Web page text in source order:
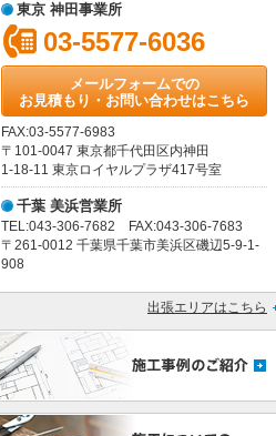
東京 神田事業所
03-5577-6036
メールフォームでの
お見積もり・お問い合わせはこちら
FAX:03-5577-6983
〒101-0047 東京都千代田区内神田
1-18-11 東京ロイヤルプラザ417号室
千葉 美浜営業所
TEL:043-306-7682 FAX:043-306-7683
〒261-0012 千葉県千葉市美浜区磯辺5-9-1-
908
出張エリアはこちら